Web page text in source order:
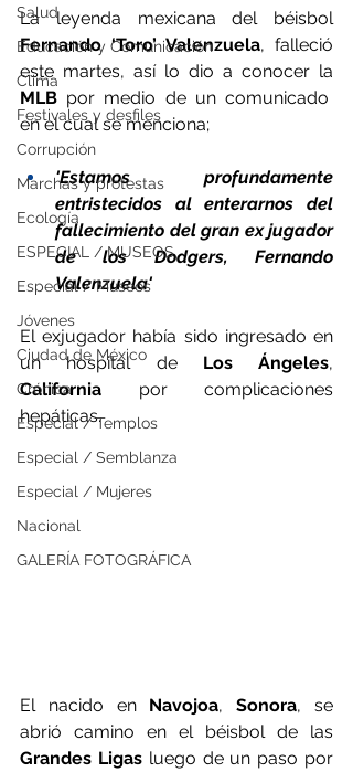
Salud
Educación y Comunicación
Clima
Festivales y desfiles
Corrupción
Marchas y protestas
Ecología
ESPECIAL / MUSEOS
Especial / Museos
Jóvenes
Ciudad de México
Crónica
Especial / Templos
Especial / Semblanza
Especial / Mujeres
Nacional
GALERÍA FOTOGRÁFICA
La leyenda mexicana del béisbol
Fernando ‘Toro’ Valenzuela, falleció
MLB por medio de un comunicado
en el cual se menciona;
'Estamos profundamente
entristecidos al enterarnos del
fallecimiento del gran ex jugador
de los Dodgers, Fernando
Valenzuela'
El exjugador había sido ingresado en
un hospital de Los Ángeles
California por complicaciones
hepáticas.
El nacido en Navojoa, Sonora, se
Grandes Ligas luego de un paso por